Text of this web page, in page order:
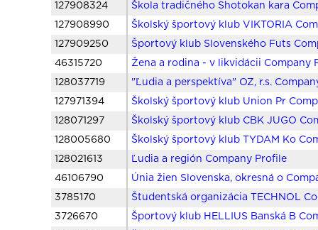
127908324
Škola tradičného Shotokan kara
127908990
Školský športový klub VIKTORIA
127909250
Športový klub Slovenského Futs
46315720
Žena a rodina - v likvidácii Company
128037719
"Ľudia a perspektíva" OZ, r.s.
127971394
Školský športový klub Union Pr
128071297
Školský športový klub CBK JUGO
128005680
Školský športový klub TYDAM Ko
128021613
Ľudia a región Company Profile
46106790
Únia žien Slovenska, okresná o
3785170
Študentská organizácia TECHNOL
3726670
Športový klub HELLIUS Banská B